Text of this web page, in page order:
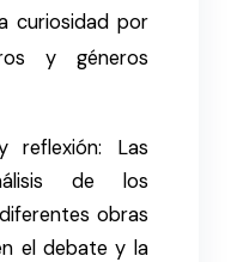
curiosidad por
y géneros
reflexión: Las
de los
obras
el debate y la